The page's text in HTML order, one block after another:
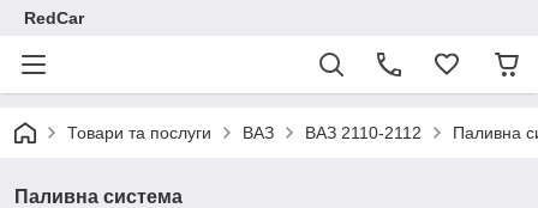
RedCar
Товари та послуги ВАЗ ВАЗ 2110-2112 Паливна
Паливна система